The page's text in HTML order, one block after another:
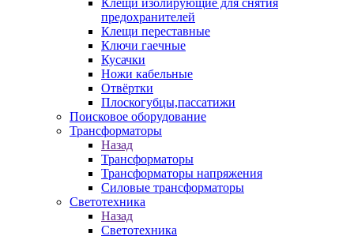
Клещи изолирующие для снятия
предохранителей
Клещи переставные
Ключи гаечные
Кусачки
Ножи кабельные
Отвёртки
Плоскогубцы,пассатижи
Поисковое оборудование
Трансформаторы
Назад
Трансформаторы
Трансформаторы напряжения
Силовые трансформаторы
Светотехника
Назад
Светотехника